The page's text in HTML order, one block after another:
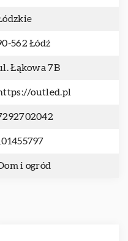
562 Łódź
Łąkowa 7B
outled.pl
i ogród